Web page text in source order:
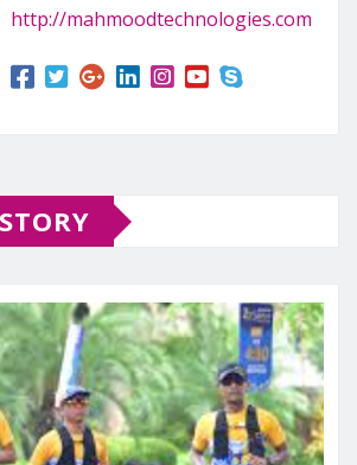
http://mahmoodtechnologies.com